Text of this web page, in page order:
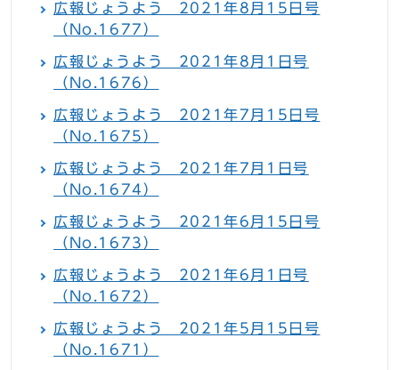
広報じょうよう 2021年8月15日号
（No.1677）
広報じょうよう 2021年8月1日号
（No.1676）
広報じょうよう 2021年7月15日号
（No.1675）
広報じょうよう 2021年7月1日号
（No.1674）
広報じょうよう 2021年6月15日号
（No.1673）
広報じょうよう 2021年6月1日号
（No.1672）
広報じょうよう 2021年5月15日号
（No.1671）